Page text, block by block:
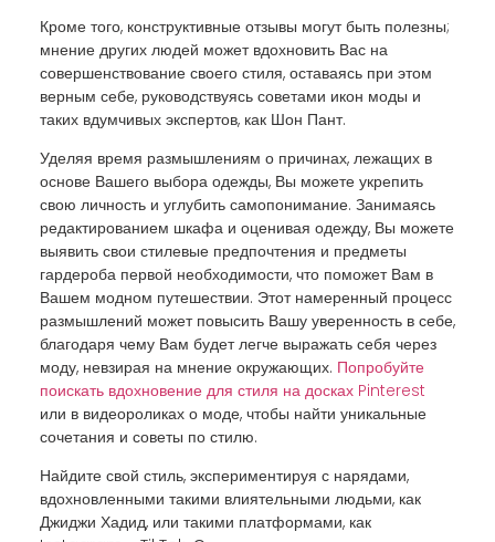
Кроме того, конструктивные отзывы могут быть полезны;
мнение других людей может вдохновить Вас на
совершенствование своего стиля, оставаясь при этом
верным себе, руководствуясь советами икон моды и
таких вдумчивых экспертов, как Шон Пант.
Уделяя время размышлениям о причинах, лежащих в
основе Вашего выбора одежды, Вы можете укрепить
свою личность и углубить самопонимание. Занимаясь
редактированием шкафа и оценивая одежду, Вы можете
выявить свои стилевые предпочтения и предметы
гардероба первой необходимости, что поможет Вам в
Вашем модном путешествии. Этот намеренный процесс
размышлений может повысить Вашу уверенность в себе,
благодаря чему Вам будет легче выражать себя через
моду, невзирая на мнение окружающих. Попробуйте
поискать вдохновение для стиля на досках Pinterest
или в видеороликах о моде, чтобы найти уникальные
сочетания и советы по стилю.
Найдите свой стиль, экспериментируя с нарядами,
вдохновленными такими влиятельными людьми, как
Джиджи Хадид, или такими платформами, как